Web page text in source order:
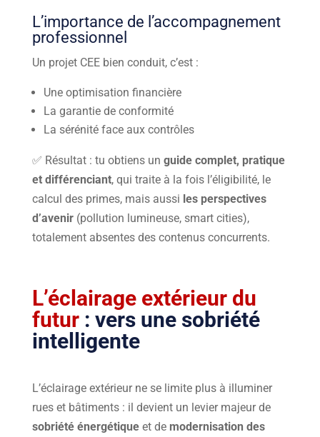
L’importance de l’accompagnement
professionnel
Un projet CEE bien conduit, c’est :
Une optimisation financière
La garantie de conformité
La sérénité face aux contrôles
✅ Résultat : tu obtiens un guide complet, pratique
et différenciant, qui traite à la fois l’éligibilité, le
calcul des primes, mais aussi les perspectives
d’avenir(pollution lumineuse, smart cities),
totalement absentes des contenus concurrents.
L’éclairage extérieur du
futur: vers une sobriété
intelligente
L’éclairage extérieur ne se limite plus à illuminer
rues et bâtiments : il devient un levier majeur de
sobriété énergétiqueet de modernisation des